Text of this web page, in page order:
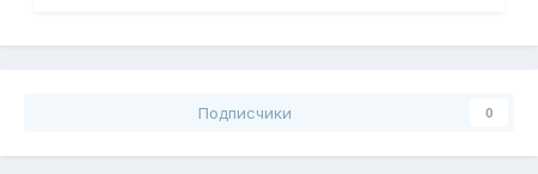
Подписчики 0